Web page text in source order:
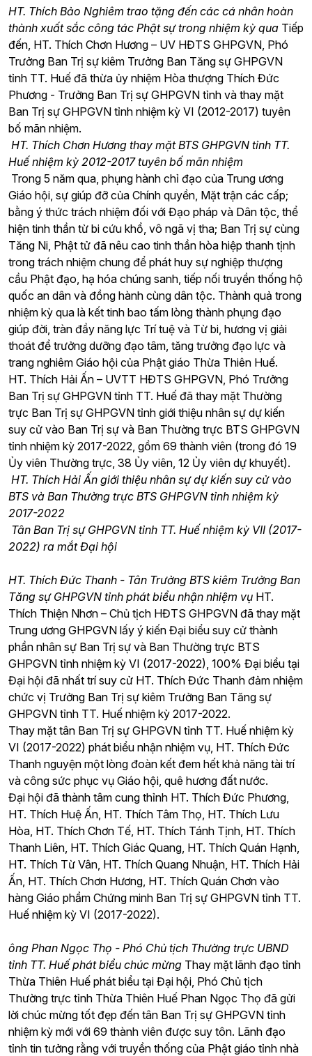
HT. Thích Bảo Nghiêm trao tặng đến các cá nhân hoàn
thành xuất sắc công tác Phật sự trong nhiệm kỳ qua Tiếp
đến, HT. Thích Chơn Hương – UV HĐTS GHPGVN, Phó
Trưởng Ban Trị sự kiêm Trưởng Ban Tăng sự GHPGVN
tỉnh TT. Huế đã thừa ủy nhiệm Hòa thượng Thích Đức
Phương - Trưởng Ban Trị sự GHPGVN tỉnh và thay mặt
Ban Trị sự GHPGVN tỉnh nhiệm kỳ VI (2012-2017) tuyên
bố mãn nhiệm.
HT. Thích Chơn Hương thay mặt BTS GHPGVN tỉnh TT.
Huế nhiệm kỳ 2012-2017 tuyên bố mãn nhiệm
Trong 5 năm qua, phụng hành chỉ đạo của Trung ương
Giáo hội, sự giúp đỡ của Chính quyền, Mặt trận các cấp;
bằng ý thức trách nhiệm đối với Đạo pháp và Dân tộc, thể
hiện tinh thần từ bi cứu khổ, vô ngã vị tha; Ban Trị sự cùng
Tăng Ni, Phật tử đã nêu cao tinh thần hòa hiệp thanh tịnh
trong trách nhiệm chung để phát huy sự nghiệp thượng
cầu Phật đạo, hạ hóa chúng sanh, tiếp nối truyền thống hộ
quốc an dân và đồng hành cùng dân tộc. Thành quả trong
nhiệm kỳ qua là kết tinh bao tấm lòng thành phụng đạo
giúp đời, tràn đầy năng lực Trí tuệ và Từ bi, hương vị giải
thoát để trưởng dưỡng đạo tâm, tăng trưởng đạo lực và
trang nghiêm Giáo hội của Phật giáo Thừa Thiên Huế.
HT. Thích Hải Ấn – UVTT HĐTS GHPGVN, Phó Trưởng
Ban Trị sự GHPGVN tỉnh TT. Huế đã thay mặt Thường
trực Ban Trị sự GHPGVN tỉnh giới thiệu nhân sự dự kiến
suy cử vào Ban Trị sự và Ban Thường trực BTS GHPGVN
tỉnh nhiệm kỳ 2017-2022, gồm 69 thành viên (trong đó 19
Ủy viên Thường trực, 38 Ủy viên, 12 Ủy viên dự khuyết).
HT. Thích Hải Ấn giới thiệu nhân sự dự kiến suy cử vào
BTS và Ban Thường trực BTS GHPGVN tỉnh nhiệm kỳ
2017-2022
Tân Ban Trị sự GHPGVN tỉnh TT. Huế nhiệm kỳ VII (2017-
2022) ra mắt Đại hội
HT. Thích Đức Thanh - Tân Trưởng BTS kiêm Trưởng Ban
Tăng sự GHPGVN tỉnh phát biểu nhận nhiệm vụ HT.
Thích Thiện Nhơn – Chủ tịch HĐTS GHPGVN đã thay mặt
Trung ương GHPGVN lấy ý kiến Đại biểu suy cử thành
phần nhân sự Ban Trị sự và Ban Thường trực BTS
GHPGVN tỉnh nhiệm kỳ VI (2017-2022), 100% Đại biểu tại
Đại hội đã nhất trí suy cử HT. Thích Đức Thanh đảm nhiệm
chức vị Trưởng Ban Trị sự kiêm Trưởng Ban Tăng sự
GHPGVN tỉnh TT. Huế nhiệm kỳ 2017-2022.
Thay mặt tân Ban Trị sự GHPGVN tỉnh TT. Huế nhiệm kỳ
VI (2017-2022) phát biểu nhận nhiệm vụ, HT. Thích Đức
Thanh nguyện một lòng đoàn kết đem hết khả năng tài trí
và công sức phục vụ Giáo hội, quê hương đất nước.
Đại hội đã thành tâm cung thỉnh HT. Thích Đức Phương,
HT. Thích Huệ Ấn, HT. Thích Tâm Thọ, HT. Thích Lưu
Hòa, HT. Thích Chơn Tế, HT. Thích Tánh Tịnh, HT. Thích
Thanh Liên, HT. Thích Giác Quang, HT. Thích Quán Hạnh,
HT. Thích Từ Vân, HT. Thích Quang Nhuận, HT. Thích Hải
Ấn, HT. Thích Chơn Hương, HT. Thích Quán Chơn vào
hàng Giáo phẩm Chứng minh Ban Trị sự GHPGVN tỉnh TT.
Huế nhiệm kỳ VI (2017-2022).
ông Phan Ngọc Thọ - Phó Chủ tịch Thường trực UBND
tỉnh TT. Huế phát biểu chúc mừng Thay mặt lãnh đạo tỉnh
Thừa Thiên Huế phát biểu tại Đại hội, Phó Chủ tịch
Thường trực tỉnh Thừa Thiên Huế Phan Ngọc Thọ đã gửi
lời chúc mừng tốt đẹp đến tân Ban Trị sự GHPGVN tỉnh
nhiệm kỳ mới với 69 thành viên được suy tôn. Lãnh đạo
tỉnh tin tưởng rằng với truyền thống của Phật giáo tỉnh nhà